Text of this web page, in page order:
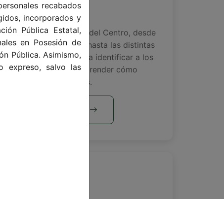
recabados
incorporados y
Pública Estatal,
en Posesión de
Pública. Asimismo,
expreso, salvo las
Organigrama
Visualiza la jerarquía del Centro, desde
la Dirección General hasta las distintas
áreas operativas, para identificar a los
responsables y comprender cómo
estamos organizados.